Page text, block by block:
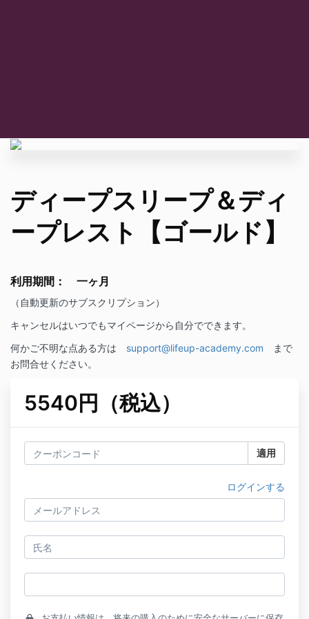
ディープスリープ＆ディ
ープレスト【ゴールド】
利用期間： 一ヶ月
（自動更新のサブスクリプション）
キャンセルはいつでもマイページから自分でできます。
何かご不明な点ある方は support@lifeup-academy.com まで
お問合せください。
5540円（税込）
適用
ログインする